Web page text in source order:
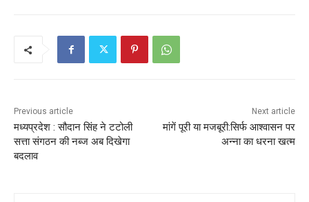
Previous article
मध्यप्रदेश : सौदान सिंह ने टटोली
सत्ता संगठन की नब्ज अब दिखेगा
बदलाव
Next article
मांगें पूरी या मजबूरी:सिर्फ आश्वासन पर
अन्ना का धरना खत्म